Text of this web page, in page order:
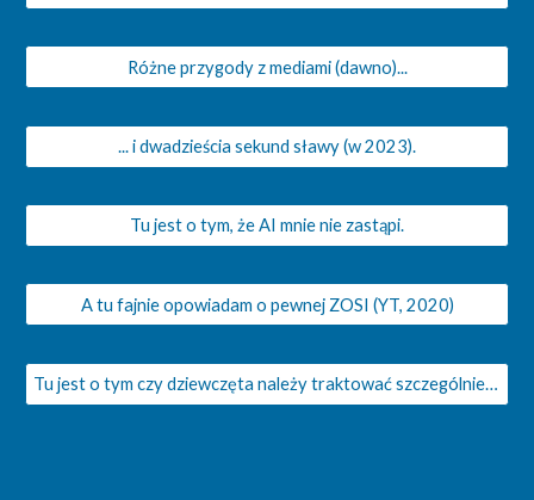
Różne przygody z mediami (dawno)...
... i dwadzieścia sekund sławy (w 2023).
Tu jest o tym, że AI mnie nie zastąpi.
A tu fajnie opowiadam o pewnej ZOSI (YT, 2020)
Tu jest o tym czy dziewczęta należy traktować szczególnie (YT, 2025)